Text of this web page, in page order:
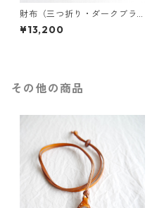
財布（三つ折り・ダークブラ
ウン）
¥13,200
その他の商品